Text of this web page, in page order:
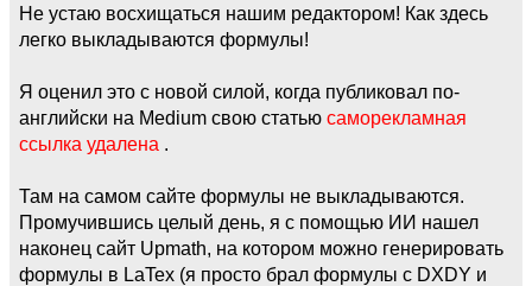
Не устаю восхищаться нашим редактором! Как здесь
легко выкладываются формулы!
Я оценил это с новой силой, когда публиковал по-
английски на Medium свою статью саморекламная
ссылка удалена .
Там на самом сайте формулы не выкладываются.
Промучившись целый день, я с помощью ИИ нашел
наконец сайт Upmath, на котором можно генерировать
формулы в LaTex (я просто брал формулы с DXDY и